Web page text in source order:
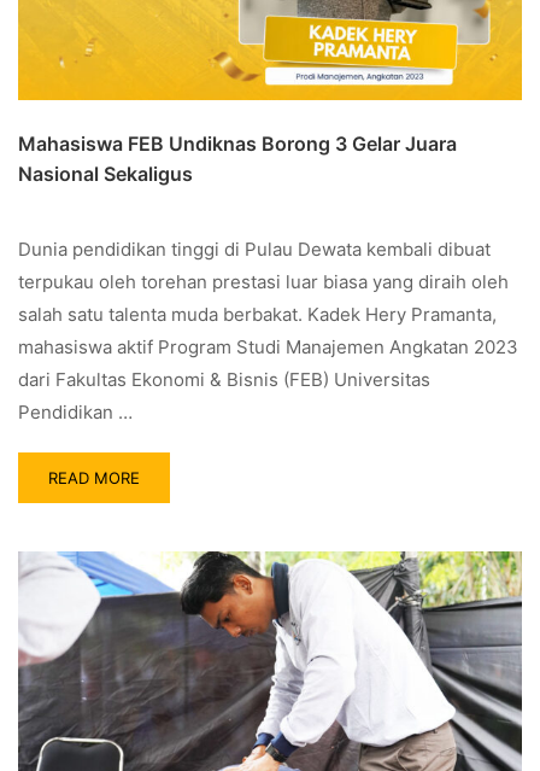
Mahasiswa FEB Undiknas Borong 3 Gelar Juara
Nasional Sekaligus
Dunia pendidikan tinggi di Pulau Dewata kembali dibuat
terpukau oleh torehan prestasi luar biasa yang diraih oleh
salah satu talenta muda berbakat. Kadek Hery Pramanta,
mahasiswa aktif Program Studi Manajemen Angkatan 2023
dari Fakultas Ekonomi & Bisnis (FEB) Universitas
Pendidikan …
READ MORE